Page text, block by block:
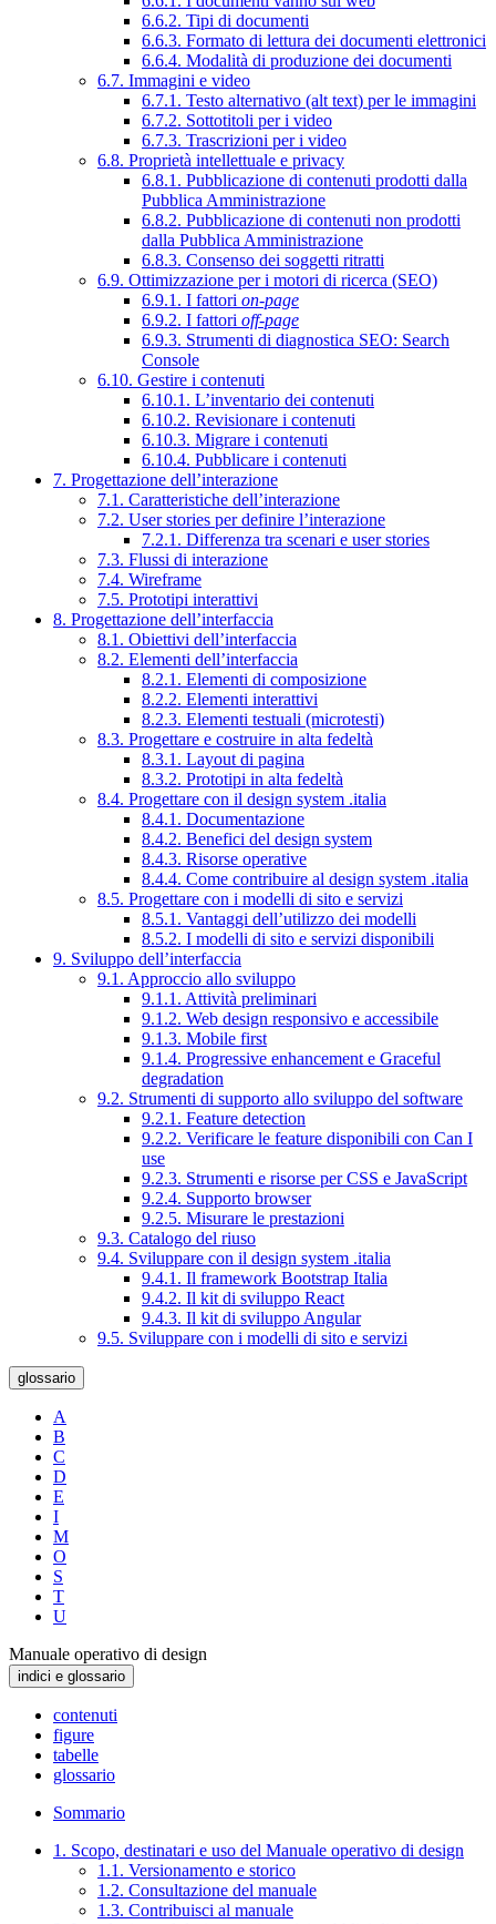
6.6.2. Tipi di documenti
6.6.3. Formato di lettura dei documenti elettronici
6.6.4. Modalità di produzione dei documenti
6.7. Immagini e video
6.7.1. Testo alternativo (alt text) per le immagini
6.7.2. Sottotitoli per i video
6.7.3. Trascrizioni per i video
6.8. Proprietà intellettuale e privacy
6.8.1. Pubblicazione di contenuti prodotti dalla
Pubblica Amministrazione
6.8.2. Pubblicazione di contenuti non prodotti
dalla Pubblica Amministrazione
6.8.3. Consenso dei soggetti ritratti
6.9. Ottimizzazione per i motori di ricerca (SEO)
6.9.1. I fattori on-page
6.9.2. I fattori off-page
6.9.3. Strumenti di diagnostica SEO: Search
Console
6.10. Gestire i contenuti
6.10.1. L’inventario dei contenuti
6.10.2. Revisionare i contenuti
6.10.3. Migrare i contenuti
6.10.4. Pubblicare i contenuti
7. Progettazione dell’interazione
7.1. Caratteristiche dell’interazione
7.2. User stories per definire l’interazione
7.2.1. Differenza tra scenari e user stories
7.3. Flussi di interazione
7.4. Wireframe
7.5. Prototipi interattivi
8. Progettazione dell’interfaccia
8.1. Obiettivi dell’interfaccia
8.2. Elementi dell’interfaccia
8.2.1. Elementi di composizione
8.2.2. Elementi interattivi
8.2.3. Elementi testuali (microtesti)
8.3. Progettare e costruire in alta fedeltà
8.3.1. Layout di pagina
8.3.2. Prototipi in alta fedeltà
8.4. Progettare con il design system .italia
8.4.1. Documentazione
8.4.2. Benefici del design system
8.4.3. Risorse operative
8.4.4. Come contribuire al design system .italia
8.5. Progettare con i modelli di sito e servizi
8.5.1. Vantaggi dell’utilizzo dei modelli
8.5.2. I modelli di sito e servizi disponibili
9. Sviluppo dell’interfaccia
9.1. Approccio allo sviluppo
9.1.1. Attività preliminari
9.1.2. Web design responsivo e accessibile
9.1.3. Mobile first
9.1.4. Progressive enhancement e Graceful
degradation
9.2. Strumenti di supporto allo sviluppo del software
9.2.1. Feature detection
9.2.2. Verificare le feature disponibili con Can I
use
9.2.3. Strumenti e risorse per CSS e JavaScript
9.2.4. Supporto browser
9.2.5. Misurare le prestazioni
9.3. Catalogo del riuso
9.4. Sviluppare con il design system .italia
9.4.1. Il framework Bootstrap Italia
9.4.2. Il kit di sviluppo React
9.4.3. Il kit di sviluppo Angular
9.5. Sviluppare con i modelli di sito e servizi
glossario
A
B
C
D
E
I
M
O
S
T
U
Manuale operativo di design
indici e glossario
contenuti
figure
tabelle
glossario
Sommario
1. Scopo, destinatari e uso del Manuale operativo di design
1.1. Versionamento e storico
1.2. Consultazione del manuale
1.3. Contribuisci al manuale